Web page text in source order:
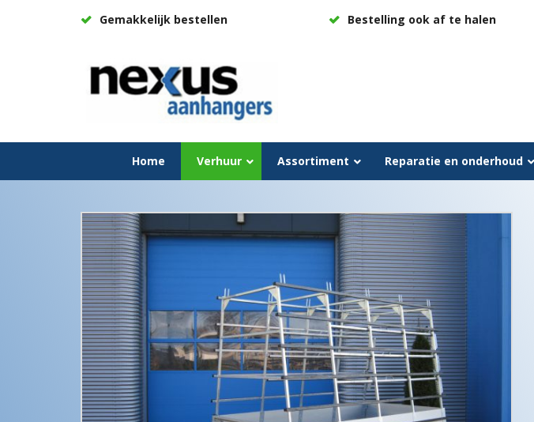
Gemakkelijk bestellen Bestelling ook af te halen
Home Verhuur Assortiment Reparatie en onderhoud